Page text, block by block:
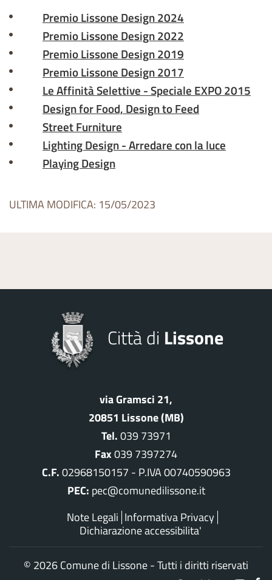
Premio Lissone Design 2024
Premio Lissone Design 2022
Premio Lissone Design 2019
Premio Lissone Design 2017
Le Affinità Selettive - Speciale EXPO 2015
Design for Food, Design to Feed
Street Furniture
Lighting Design - Arredare con la luce
Playing Design
ULTIMA MODIFICA: 15/05/2023
Città di Lissone
via Gramsci 21,
20851 Lissone (MB)
Tel.039 73971
Fax039 7397274
C.F.02968150157 - P.IVA 00740590963
PEC: pec@comunedilissone.it
Note Legali Informativa Privacy
Dichiarazione accessibilita'
© 2026 Comune di Lissone - Tutti i diritti riservati